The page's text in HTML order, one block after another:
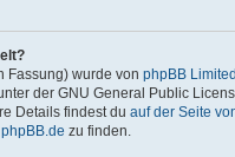
Fassung) wurde von phpBB
der GNU General Public
Details findest du auf der Seite
phpBB.de zu finden.